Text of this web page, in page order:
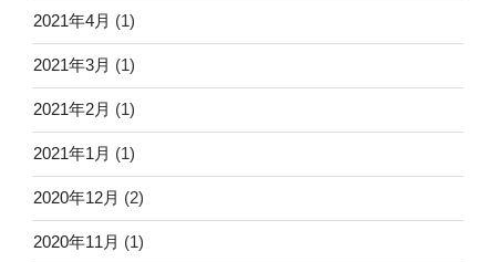
2021年4月 (1)
2021年3月 (1)
2021年2月 (1)
2021年1月 (1)
2020年12月 (2)
2020年11月 (1)